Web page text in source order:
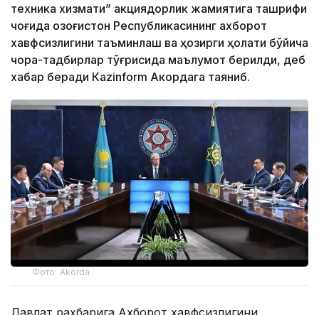
техника хизмати” акциядорлик жамиятига ташрифи
чоғида Қозоғистон Республикасининг ахборот
хавфсизлигини таъминлаш ва ҳозирги ҳолати бўйича
чора-тадбирлар тўғрисида маълумот берилди, деб
хабар беради Каzinform Акордага таяниб.
Фото: Akorda
Давлат раҳбарига Ахборот хавфсизлигини